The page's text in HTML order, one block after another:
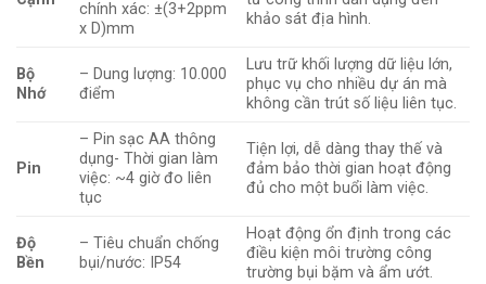
chính xác: ±(3+2ppm
x D)mm
khảo sát địa hình.
Bộ
Nhớ
– Dung lượng: 10.000
điểm
Lưu trữ khối lượng dữ liệu lớn,
phục vụ cho nhiều dự án mà
không cần trút số liệu liên tục.
Pin
– Pin sạc AA thông
dụng- Thời gian làm
việc: ~4 giờ đo liên
tục
Tiện lợi, dễ dàng thay thế và
đảm bảo thời gian hoạt động
đủ cho một buổi làm việc.
Độ
Bền
– Tiêu chuẩn chống
bụi/nước: IP54
Hoạt động ổn định trong các
điều kiện môi trường công
trường bụi bặm và ẩm ướt.